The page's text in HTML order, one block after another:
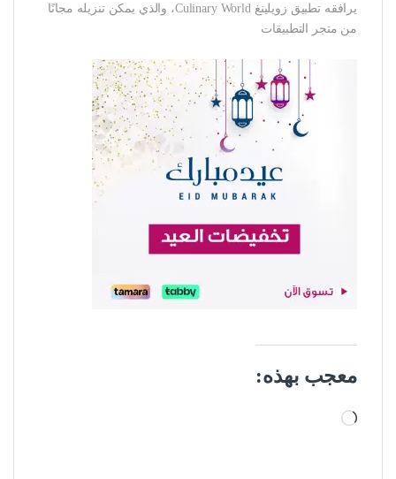
يرافقه تطبيق زويلينغ Culinary World، والذي يمكن تنزيله مجانًا
من متجر التطبيقات
معجب بهذه:
جاري التحميل…